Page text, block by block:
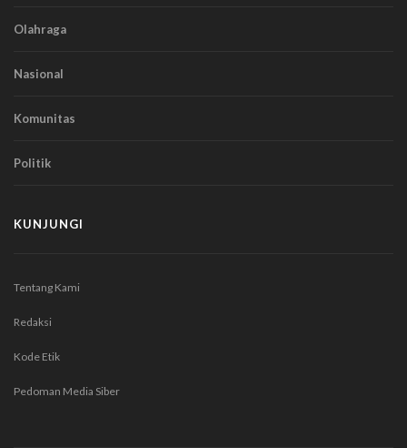
Olahraga
Nasional
Komunitas
Politik
KUNJUNGI
Tentang Kami
Redaksi
Kode Etik
Pedoman Media Siber